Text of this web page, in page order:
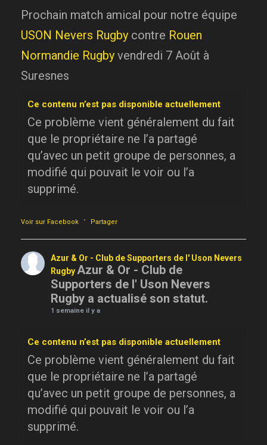
Prochain match amical pour notre équipe
USON Nevers Rugby contre Rouen
Normandie Rugby vendredi 7 Août à
Suresnes
Ce contenu n’est pas disponible actuellement
Ce problème vient généralement du fait
que le propriétaire ne l’a partagé
qu’avec un petit groupe de personnes, a
modifié qui pouvait le voir ou l’a
supprimé.
Voir sur Facebook · Partager
Azur & Or - Club de Supporters de l' Uson Nevers
RugbyAzur & Or - Club de
Supporters de l' Uson Nevers
Rugby a actualisé son statut.
1 semaine il y a
Ce contenu n’est pas disponible actuellement
Ce problème vient généralement du fait
que le propriétaire ne l’a partagé
qu’avec un petit groupe de personnes, a
modifié qui pouvait le voir ou l’a
supprimé.